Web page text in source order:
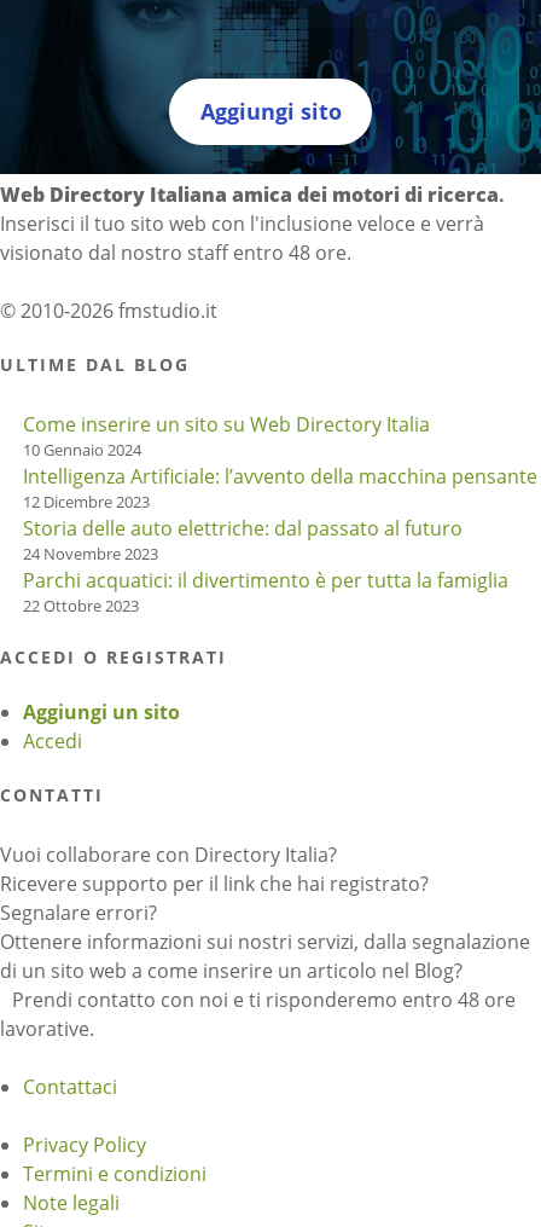
Aggiungi sito
Directory Italia
Web Directory Italiana amica dei motori di ricerca.
Inserisci il tuo sito web con l'inclusione veloce e verrà
visionato dal nostro staff entro 48 ore.
© 2010-2026 fmstudio.it
ULTIME DAL BLOG
Come inserire un sito su Web Directory Italia
10 Gennaio 2024
Intelligenza Artificiale: l’avvento della macchina pensante
12 Dicembre 2023
Storia delle auto elettriche: dal passato al futuro
24 Novembre 2023
Parchi acquatici: il divertimento è per tutta la famiglia
22 Ottobre 2023
ACCEDI O REGISTRATI
Aggiungi un sito
Accedi
CONTATTI
Vuoi collaborare con Directory Italia?
Ricevere supporto per il link che hai registrato?
Segnalare errori?
Ottenere informazioni sui nostri servizi, dalla segnalazione
di un sito web a come inserire un articolo nel Blog?
Prendi contatto con noi e ti risponderemo entro 48 ore
lavorative.
Contattaci
Privacy Policy
Termini e condizioni
Note legali